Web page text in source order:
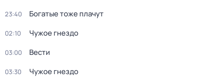
23:40 Богатые тоже плачут
02:10 Чужое гнездо
03:00 Вести
03:30 Чужое гнездо